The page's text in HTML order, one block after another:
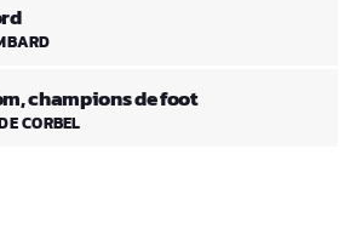
champions de foot
CORBEL